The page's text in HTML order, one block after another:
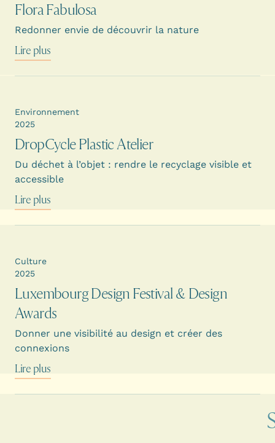
Flora Fabulosa
Redonner envie de découvrir la nature
Lire plus
DropCycle Plastic Atelier
Du déchet à l’objet : rendre le recyclage visible et
accessible
Environnement
2025
Lire plus
Luxembourg Design Festival & Design
Awards
Donner une visibilité au design et créer des
connexions
Culture
2025
Lire plus